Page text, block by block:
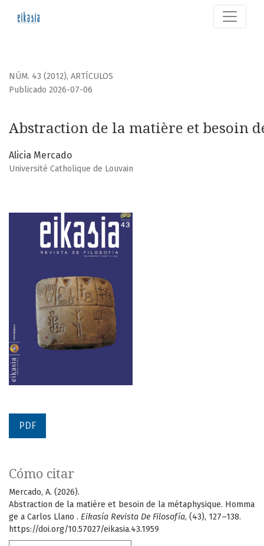
Abstraction de la matière et besoin de la métaphysique.
NÚM. 43 (2012), ARTÍCULOS
Abstraction de la matière et besoin
Publicado 2026-07-06
Alicia Mercado
Université Catholique de Louvain
PDF
Cómo citar
Mercado, A. (2026).
Abstraction de la matière et besoin de la métaphysique. Homma
ge a Carlos Llano . Eikasía Revista De Filosofía, (43), 127–138.
https://doi.org/10.57027/eikasia.43.1959